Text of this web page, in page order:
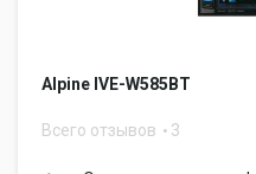
Alpine IVE-W585BT
Всего отзывов 3